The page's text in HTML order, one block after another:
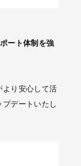
ート体制を強
り安心して活
デートいたし